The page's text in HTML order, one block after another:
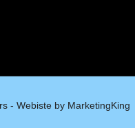
- Webiste by MarketingKing